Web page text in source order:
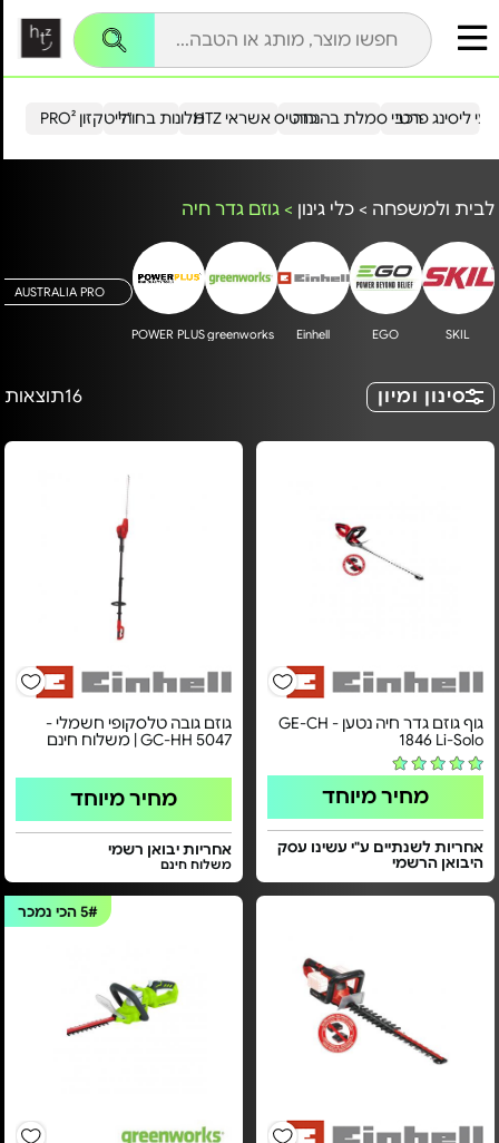
הייטקזון PRO²מלונות בחו"ל כרטיס אשראי HTZ ליסינג פרטירכבי סמלת בהנחה
לבית ולמשפחה > כלי גינון > גוזם גדר חיה
SKIL
EGO
Einhell
greenworks
POWER PLUS
AUSTRALIA PRO
סינון ומיון 16תוצאות
גוף גוזם גדר חיה נטען - GE-CH
1846 Li-Solo
מחיר מיוחד
אחריות לשנתיים ע"י עשינו עסק
היבואן הרשמי
גוזם גובה טלסקופי חשמלי -
GC-HH 5047 | משלוח חינם
מחיר מיוחד
אחריות יבואן רשמי
משלוח חינם
5#הכי נמכר